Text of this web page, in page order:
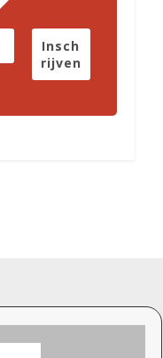
Insch
rijven